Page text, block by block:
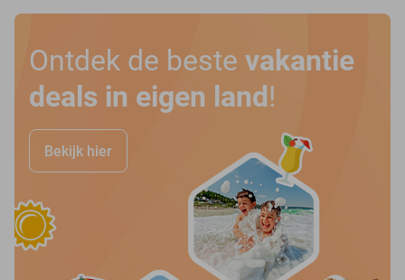
Ontdek de beste vakantie
deals in eigen land!
Bekijk hier